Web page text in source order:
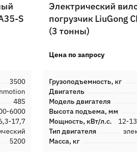
S
3500
48S
6000
17,7
5200
Электрический
погрузчик LiuGong
(3 тонны)
Цена по запросу
Грузоподъемность, кг
Двигатель
Модель двигателя
Высота подъема, мм
Мощность, кВт/л.с. 12-
Тип двигателя
Масса, кг